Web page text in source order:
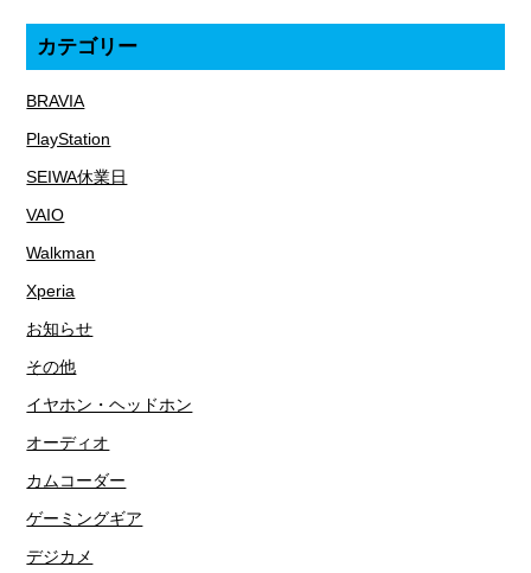
カテゴリー
BRAVIA
PlayStation
SEIWA休業日
VAIO
Walkman
Xperia
お知らせ
その他
イヤホン・ヘッドホン
オーディオ
カムコーダー
ゲーミングギア
デジカメ